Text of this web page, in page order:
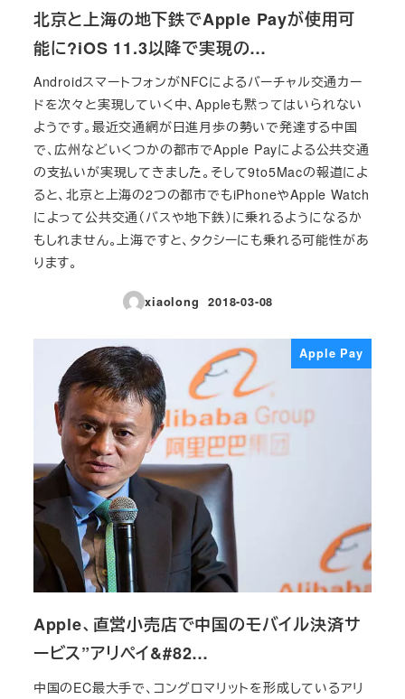
北京と上海の地下鉄でApple Payが使用可
能に?iOS 11.3以降で実現の…
AndroidスマートフォンがNFCによるバーチャル交通カー
ドを次々と実現していく中、Appleも黙ってはいられない
ようです。最近交通網が日進月歩の勢いで発達する中国
で、広州などいくつかの都市でApple Payによる公共交通
の支払いが実現してきました。そして9to5Macの報道によ
ると、北京と上海の2つの都市でもiPhoneやApple Watch
によって公共交通（バスや地下鉄）に乗れるようになるか
もしれません。上海ですと、タクシーにも乗れる可能性があ
ります。
xiaolong
投稿日
2018-03-08
Apple Pay
Apple、直営小売店で中国のモバイル決済サ
ービス”アリペイ&#82…
中国のEC最大手で、コングロマリットを形成しているアリ